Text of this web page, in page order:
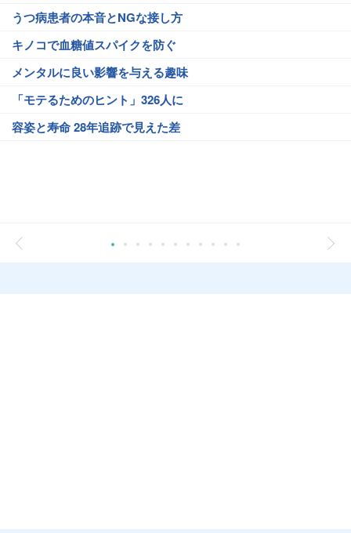
うつ病患者の本音とNGな接し方
キノコで血糖値スパイクを防ぐ
メンタルに良い影響を与える趣味
「モテるためのヒント」326人に
容姿と寿命 28年追跡で見えた差